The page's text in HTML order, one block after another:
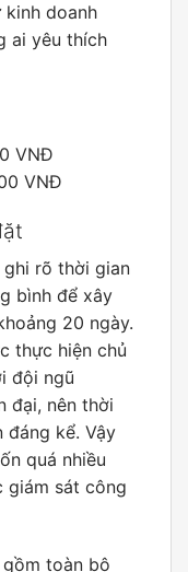
kinh doanh
ai yêu thích
VNĐ
VNĐ
ghi rõ thời gian
bình để xây
20 ngày.
thực hiện chủ
đội ngũ
đại, nên thời
kể. Vậy
quá nhiều
giám sát công
gồm toàn bộ